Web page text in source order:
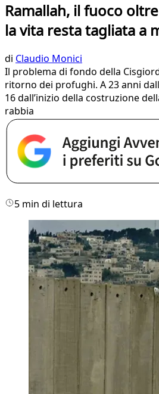
Ramallah, il fuoco
la vita resta tagliata a
di Claudio Monici
Il problema di fondo della
ritorno dei profughi. A 23 anni
16 dall’inizio della costruzione
rabbia
5 min di lettura